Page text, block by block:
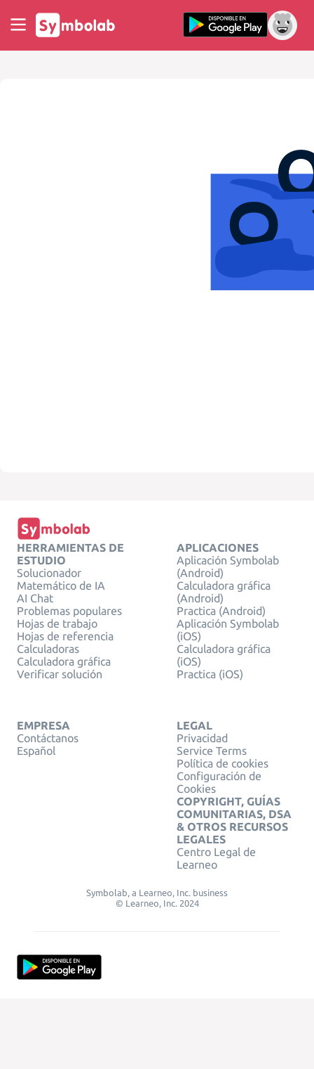
HERRAMIENTAS DE
ESTUDIO
Solucionador
Matemático de IA
AI Chat
Problemas populares
Hojas de trabajo
Hojas de referencia
Calculadoras
Calculadora gráfica
Verificar solución
APLICACIONES
Aplicación Symbolab
(Android)
Calculadora gráfica
(Android)
Practica (Android)
Aplicación Symbolab
(iOS)
Calculadora gráfica
(iOS)
Practica (iOS)
EMPRESA
Contáctanos
Español
LEGAL
Privacidad
Service Terms
Política de cookies
Configuración de
Cookies
COPYRIGHT, GUÍAS
COMUNITARIAS, DSA
& OTROS RECURSOS
LEGALES
Centro Legal de
Learneo
Symbolab, a Learneo, Inc. business
© Learneo, Inc. 2024